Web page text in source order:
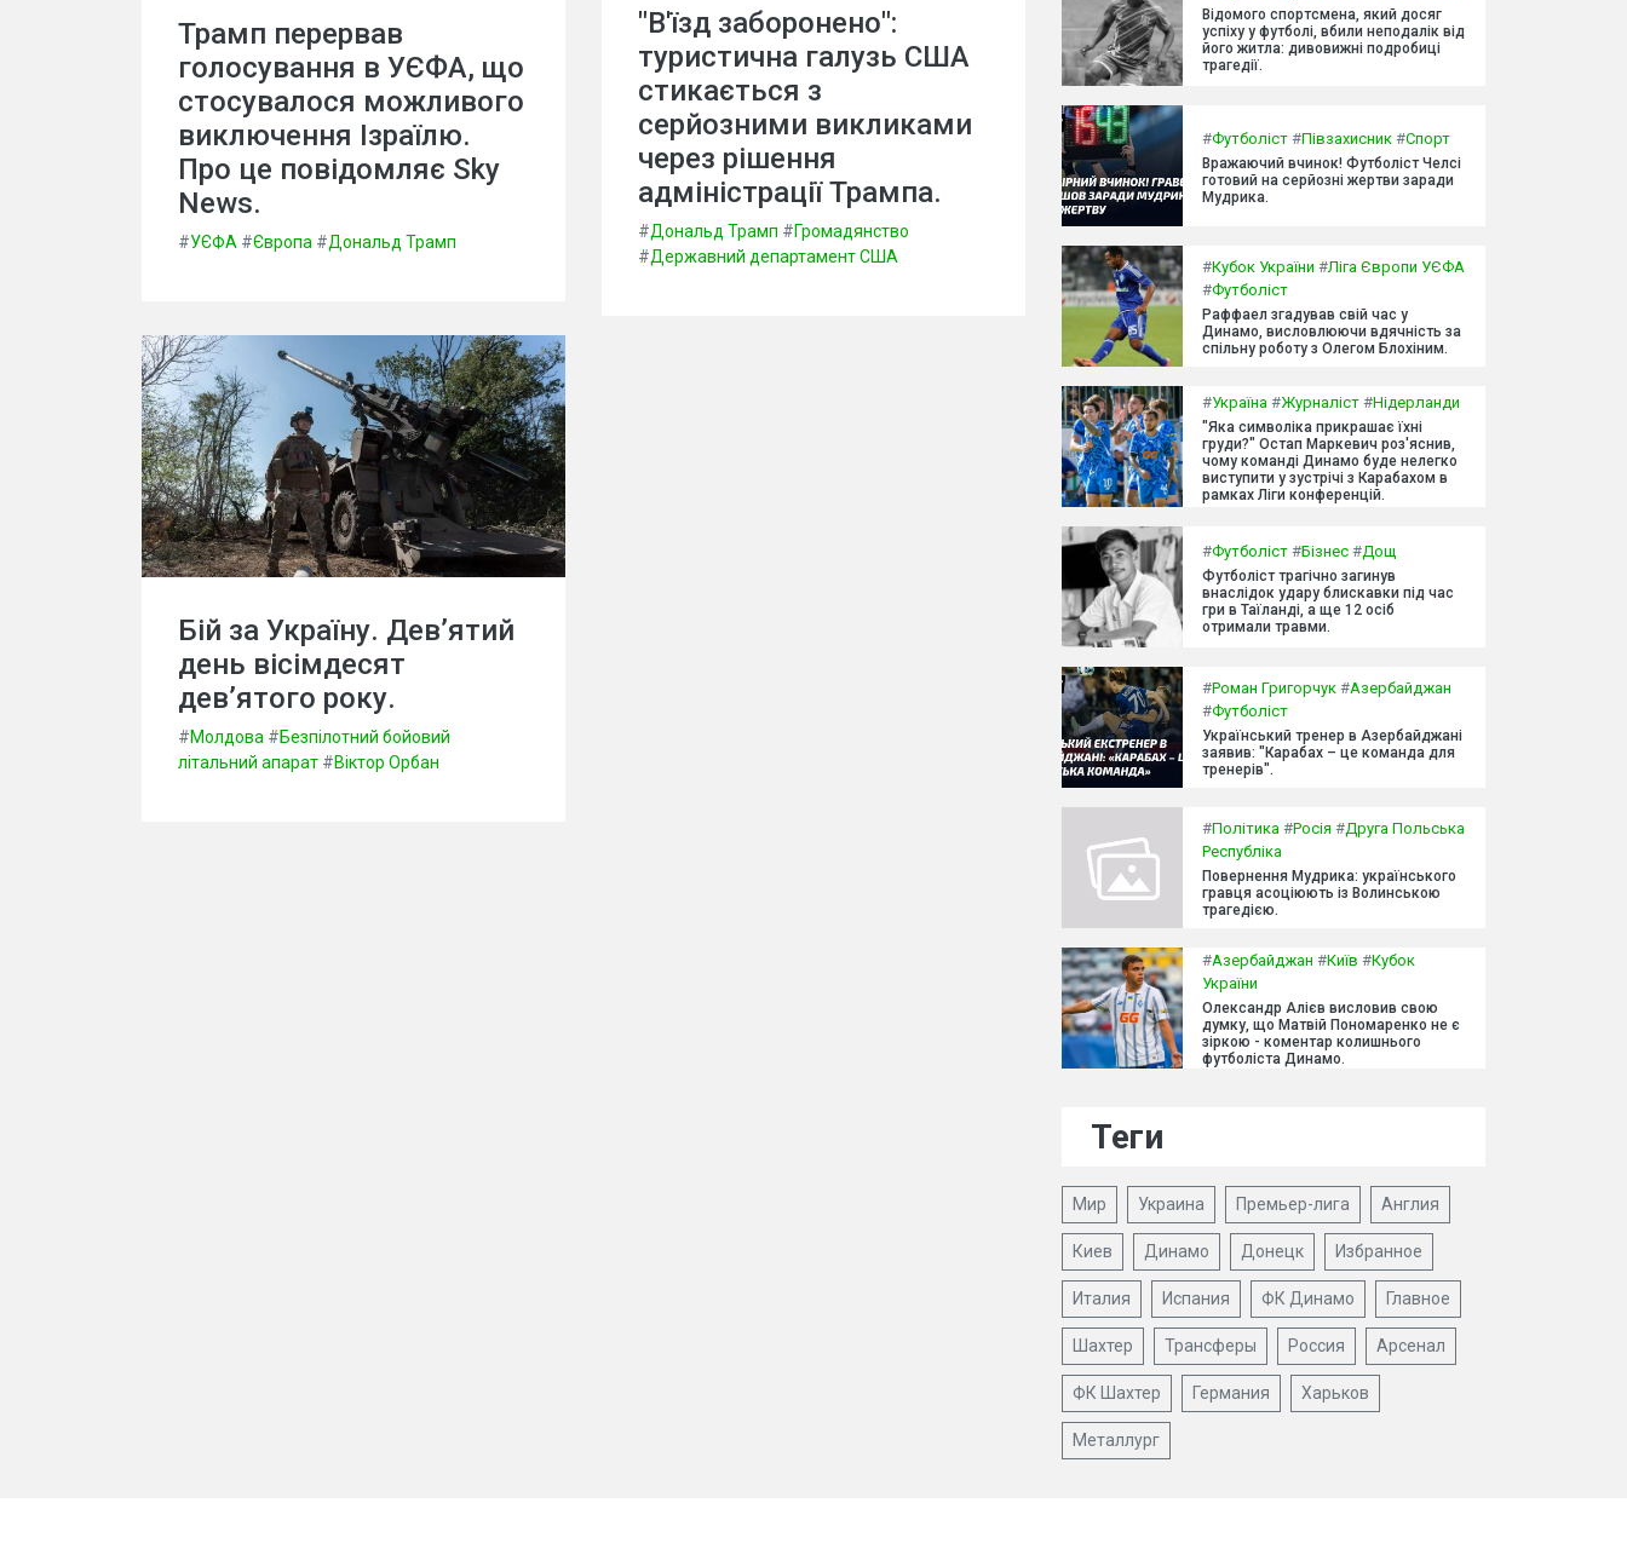
Трамп перервав
голосування в УЄФА, що
стосувалося можливого
виключення Ізраїлю.
Про це повідомляє Sky
News.
#УЄФА #Європа #Дональд Трамп
"В'їзд заборонено":
туристична галузь США
стикається з
серйозними викликами
через рішення
адміністрації Трампа.
#Дональд Трамп #Громадянство
#Державний департамент США
Бій за Україну. Дев’ятий
день вісімдесят
дев’ятого року.
#Молдова #Безпілотний бойовий
літальний апарат #Віктор Орбан
Відомого спортсмена, який досяг
успіху у футболі, вбили неподалік від
його житла: дивовижні подробиці
трагедії.
#Футболіст #Півзахисник #Спорт
Вражаючий вчинок! Футболіст Челсі
готовий на серйозні жертви заради
Мудрика.
#Кубок України #Ліга Європи УЄФА
#Футболіст
Раффаел згадував свій час у
Динамо, висловлюючи вдячність за
спільну роботу з Олегом Блохіним.
#Україна #Журналіст #Нідерланди
"Яка символіка прикрашає їхні
груди?" Остап Маркевич роз'яснив,
чому команді Динамо буде нелегко
виступити у зустрічі з Карабахом в
рамках Ліги конференцій.
#Футболіст #Бізнес #Дощ
Футболіст трагічно загинув
внаслідок удару блискавки під час
гри в Таїланді, а ще 12 осіб
отримали травми.
#Роман Григорчук #Азербайджан
#Футболіст
Український тренер в Азербайджані
заявив: "Карабах – це команда для
тренерів".
#Політика #Росія #Друга Польська
Республіка
Повернення Мудрика: українського
гравця асоціюють із Волинською
трагедією.
#Азербайджан #Київ #Кубок
України
Олександр Алієв висловив свою
думку, що Матвій Пономаренко не є
зіркою - коментар колишнього
футболіста Динамо.
Теги
Мир Украина Премьер-лига Англия
Киев Динамо Донецк Избранное
Италия Испания ФК Динамо Главное
Шахтер Трансферы Россия Арсенал
ФК Шахтер Германия Харьков
Металлург